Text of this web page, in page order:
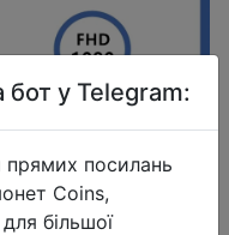
бот у Telegram:
посилань
Coins,
більшої